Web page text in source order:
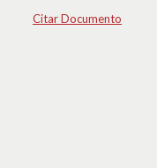
Citar Documento